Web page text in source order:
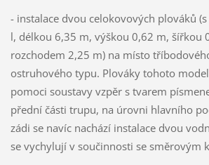
- instalace dvou celokovových plováků
l, délkou 6,35 m, výškou 0,62 m, šířkou
rozchodem 2,25 m) na místo
ostruhového typu. Plováky tohoto
pomoci soustavy vzpěr s tvarem
přední části trupu, na úrovni hlavního
zádi se navíc nachází instalace dvou
se vychylují v součinnosti se směrovým